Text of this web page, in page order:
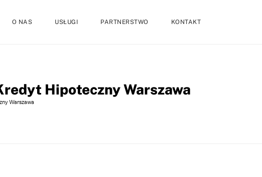
O NAS USŁUGI PARTNERSTWO KONTAKT
Hipoteczny Warszawa
Warszawa